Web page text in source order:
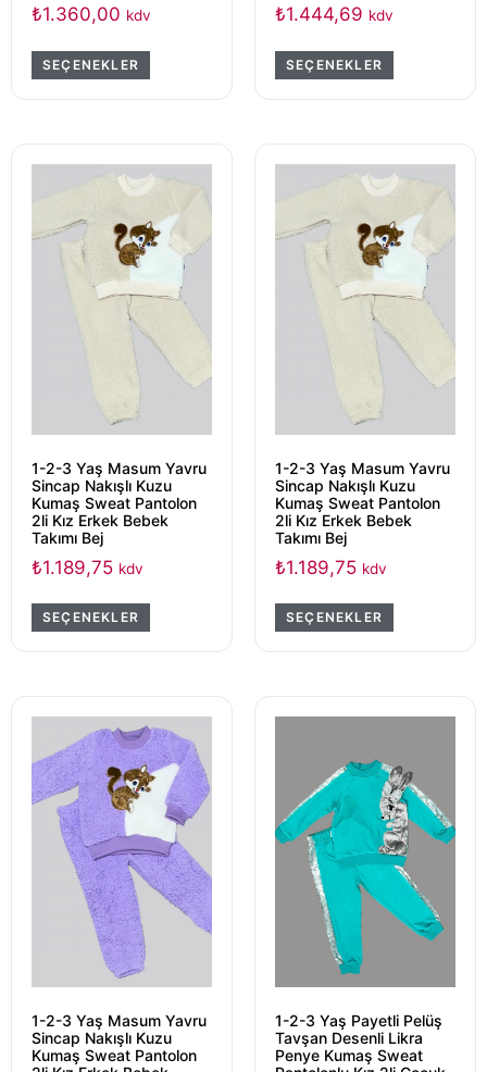
₺1.360,00 kdv
SEÇENEKLER
₺1.444,69 kdv
SEÇENEKLER
1-2-3 Yaş Masum Yavru
Sincap Nakışlı Kuzu
Kumaş Sweat Pantolon
2li Kız Erkek Bebek
Takımı Bej
₺1.189,75 kdv
SEÇENEKLER
1-2-3 Yaş Masum Yavru
Sincap Nakışlı Kuzu
Kumaş Sweat Pantolon
2li Kız Erkek Bebek
Takımı Bej
₺1.189,75 kdv
SEÇENEKLER
1-2-3 Yaş Masum Yavru
Sincap Nakışlı Kuzu
Kumaş Sweat Pantolon
1-2-3 Yaş Payetli Pelüş
Tavşan Desenli Likra
Penye Kumaş Sweat